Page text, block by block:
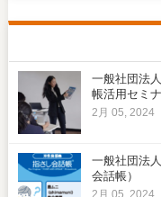
一般社団法
帳活用セミナ
2月 05, 2024
一般社団法
会話帳）
2月 05, 2024